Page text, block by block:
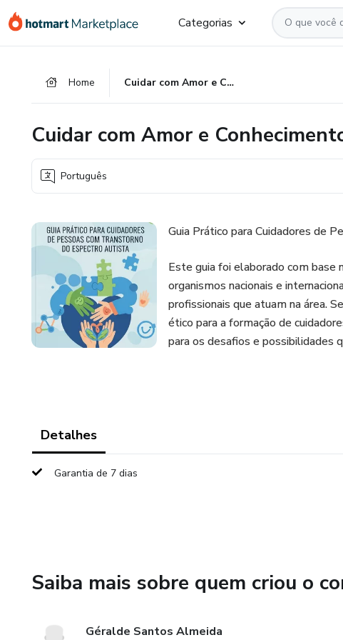
para
para
para
Categorias
Home Cuidar com Amor e Conhecimento
Cuidar com Amor e
Português
Guia Prático para Cuidadores de
Este guia foi elaborado com base
organismos nacionais e
profissionais que atuam na área.
ético para a formação de
para os desafios e possibilidades
Detalhes
Garantia de 7 dias
Saiba mais sobre quem criou o
Géralde Santos Almeida